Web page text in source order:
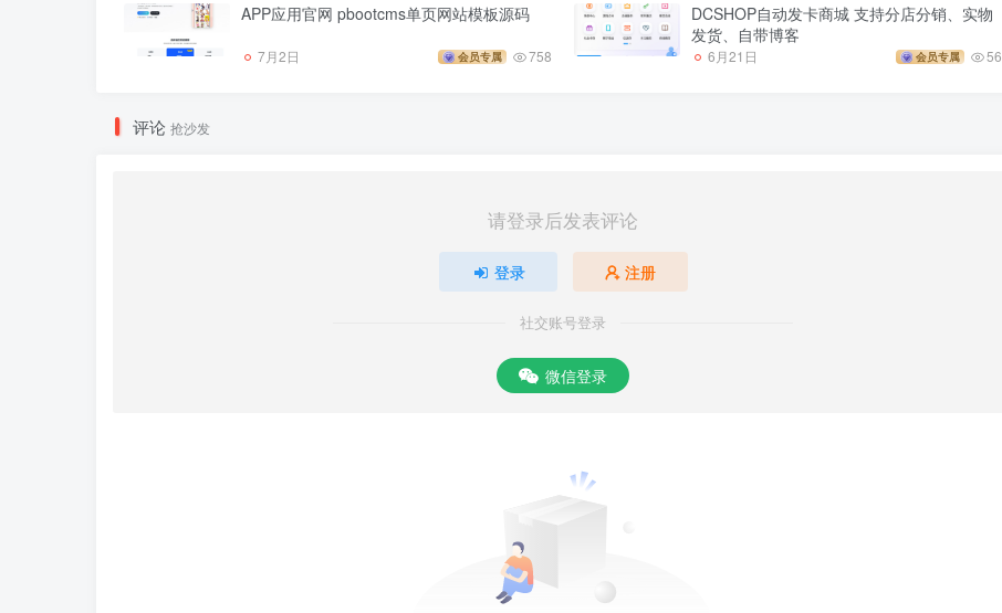
APP应用官网 pbootcms单页网站模板源码
7月2日 会员专属 758
DCSHOP自动发卡商城 支持分店分销、实物
发货、自带博客
6月21日 会员专属 56
评论 抢沙发
请登录后发表评论
登录 注册
社交账号登录
微信登录